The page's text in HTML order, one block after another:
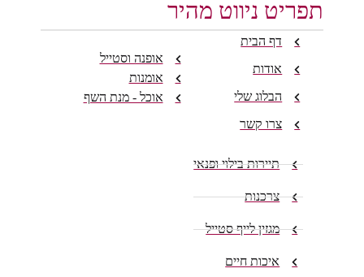
תפריט ניווט מהיר
דף הבית
אודות
הבלוג שלי
צרו קשר
אופנה וסטייל
אומנות
אוכל - מנת השף
תיירות בילוי ופנאי
צרכנות
מגזין לייף סטייל
איכות חיים